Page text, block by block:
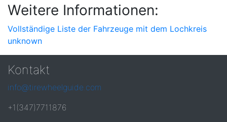
Weitere Informationen:
Vollständige Liste der Fahrzeuge mit dem Lochkreis
unknown
Kontakt
info@tirewheelguide.com
+1(347)7711876